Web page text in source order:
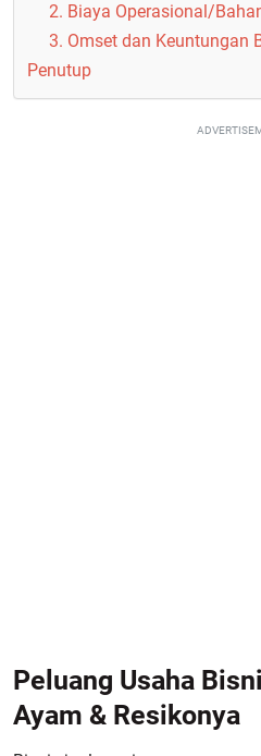
2. Biaya Operasional/
3. Omset dan Keuntungan
Penutup
Peluang Usaha
Ayam & Resikonya